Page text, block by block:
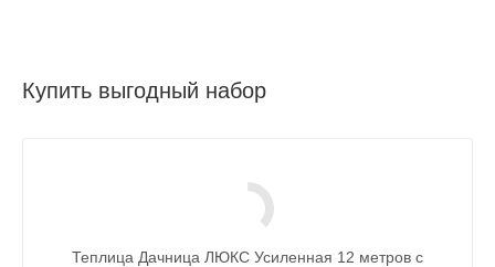
Купить выгодный набор
Теплица Дачница ЛЮКС Усиленная 12 метров с